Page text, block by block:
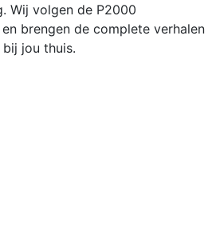
Wij volgen de P2000
brengen de complete verhalen
jou thuis.